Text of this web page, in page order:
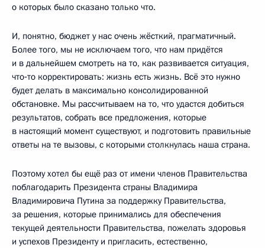
о которых было сказано только что.
И, понятно, бюджет у нас очень жёсткий, прагматичный.
Более того, мы не исключаем того, что нам придётся
и в дальнейшем смотреть на то, как развивается ситуация,
что‑то корректировать: жизнь есть жизнь. Всё это нужно
будет делать в максимально консолидированной
обстановке. Мы рассчитываем на то, что удастся добиться
результатов, собрать все предложения, которые
в настоящий момент существуют, и подготовить правильные
ответы на те вызовы, с которыми столкнулась наша страна.
Поэтому хотел бы ещё раз от имени членов Правительства
поблагодарить Президента страны Владимира
Владимировича Путина за поддержку Правительства,
за решения, которые принимались для обеспечения
текущей деятельности Правительства, пожелать здоровья
и успехов Президенту и пригласить, естественно,